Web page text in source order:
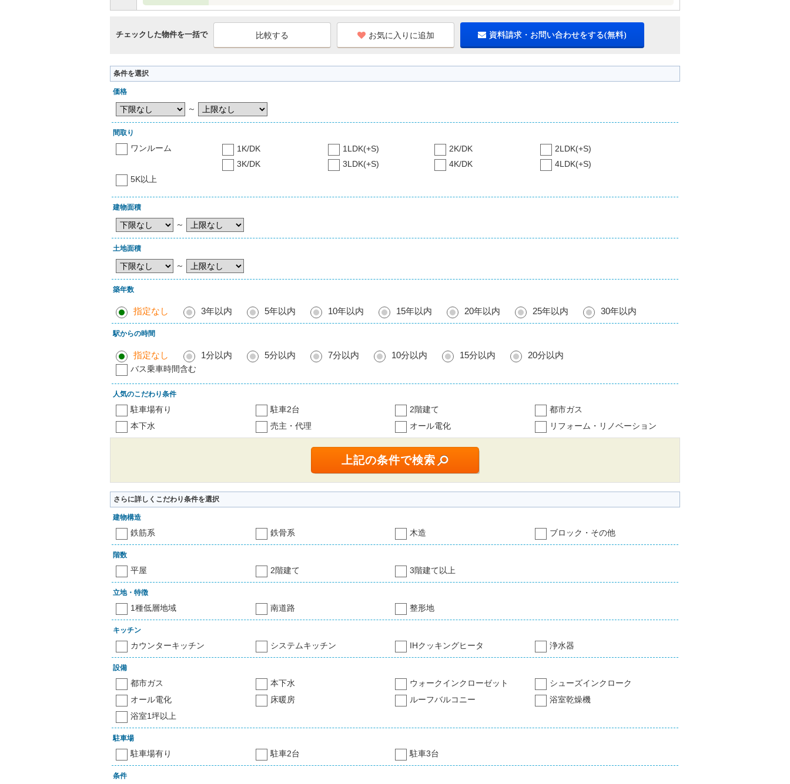
チェックした物件を一括で お気に入りに追加 資料請求・お問い合わせをする(無料)
条件を選択
価格
～
間取り
ワンルーム 1K/DK 1LDK(+S) 2K/DK
2LDK(+S)
3K/DK
3LDK(+S) 4K/DK
4LDK(+S)
5K以上
建物面積
～
土地面積
～
築年数
指定なし 3年以内 5年以内 10年以内 15年以内 20年以内 25年以内 30年以内
駅からの時間
指定なし 1分以内 5分以内 7分以内 10分以内 15分以内 20分以内
バス乗車時間含む
人気のこだわり条件
駐車場有り 駐車2台 2階建て
都市ガス
本下水
売主・代理 オール電化 リフォーム・リノベーション
さらに詳しくこだわり条件を選択
建物構造
鉄筋系 鉄骨系 木造 ブロック・その他
階数
平屋 2階建て 3階建て以上
立地・特徴
1種低層地域 南道路 整形地
キッチン
カウンターキッチン システムキッチン IHクッキングヒータ 浄水器
設備
都市ガス 本下水 ウォークインクローゼット
シューズインクローク
オール電化
床暖房 ルーフバルコニー
浴室乾燥機
浴室1坪以上
駐車場
駐車場有り 駐車2台 駐車3台
条件